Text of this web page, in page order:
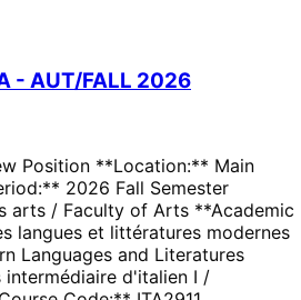
- AUT/FALL 2026
Position **Location:** Main
2026 Fall Semester
arts / Faculty of Arts **Academic
langues et littératures modernes
Languages and Literatures
d'italien I /